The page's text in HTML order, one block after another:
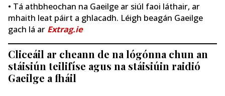
• Tá athbheochan na Gaeilge ar siúl faoi láthair, ar
mhaith leat páirt a ghlacadh. Léigh beagán Gaeilge
gach lá ar Extrag.ie
Cliceáil ar cheann de na lógónna chun an
stáisiún teilifíse agus na stáisiúin raidió
Gaeilge a fháil